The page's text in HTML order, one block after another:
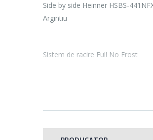
Side by side Heinner HSBS-
Argintiu
Sistem de racire Full No Frost
Sistemul Full No Frost permite o
evita formarea ghetii pentru o